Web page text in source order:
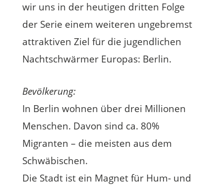
wir uns in der heutigen dritten Folge
der Serie einem weiteren ungebremst
attraktiven Ziel für die jugendlichen
Nachtschwärmer Europas: Berlin.
Bevölkerung:
In Berlin wohnen über drei Millionen
Menschen. Davon sind ca. 80%
Migranten – die meisten aus dem
Schwäbischen.
Die Stadt ist ein Magnet für Hum- und